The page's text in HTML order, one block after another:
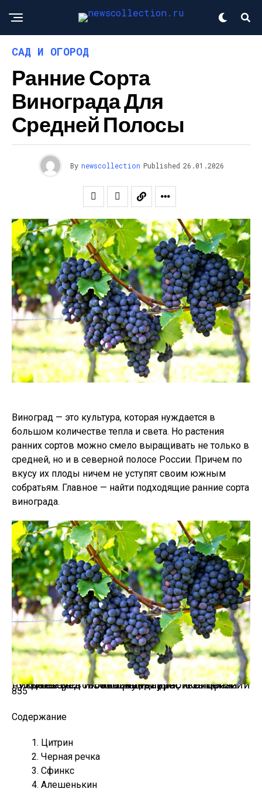
САД И ОГОРОД
Ранние Сорта
Винограда Для
Средней Полосы
By newscollection Published 26.01.2026
Виноград — это культура, которая нуждается в
большом количестве тепла и света. Но растения
ранних сортов можно смело выращивать не только в
средней, но и в северной полосе России. Причем по
вкусу их плоды ничем не уступят своим южным
собратьям. Главное — найти подходящие ранние сорта
винограда.
Виноград — это культура, которая нуждается в большом количестве тепла и света. Иллюстрация для статьи используется по стандартной лицензии ©ofazende.ru
855
Содержание
Цитрин
Черная речка
Сфинкс
Алешенькин